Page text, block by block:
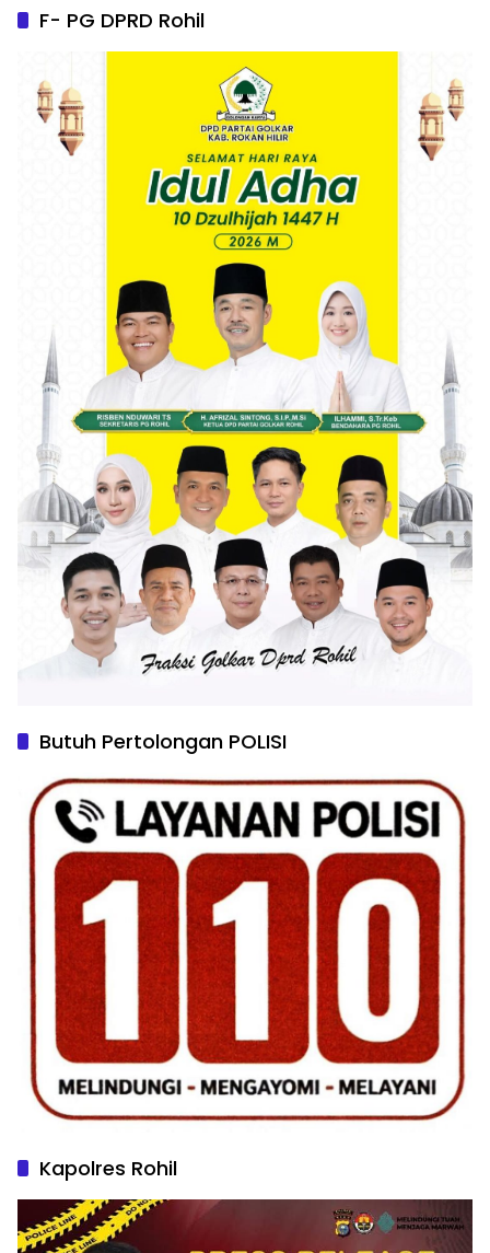
F- PG DPRD Rohil
Butuh Pertolongan POLISI
Kapolres Rohil